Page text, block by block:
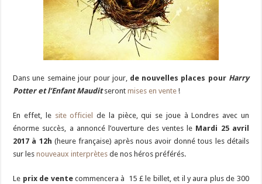
Dans une semaine jour pour jour, de nouvelles places pour Harry
Potter et l’Enfant Mauditserontmises en vente !
En effet, le site officielde la pièce, qui se joue à Londres avec un
énorme succès, a annoncé l’ouverture des ventes le Mardi 25 avril
2017 à 12h (heure française) après nous avoir donné tous les détails
sur lesnouveaux interprètes de nos héros préférés.
Le prix de ventecommencera à 15 £ le billet, et il y aura plus de 300